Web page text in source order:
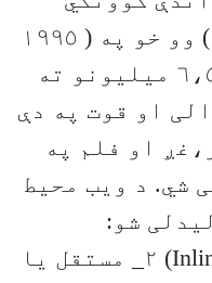
مرکزونه څه نا څه (٢٠٠) وو خو په ( ١٩٩٥
م ) کال کې د غه شميره ٦،٥ ميليونو ته
او قوت په دې
او فلم په
شي. د ويب محيط
شو:
١_ په متن کې تصوير ( Inline) ٢_ مستقل يا